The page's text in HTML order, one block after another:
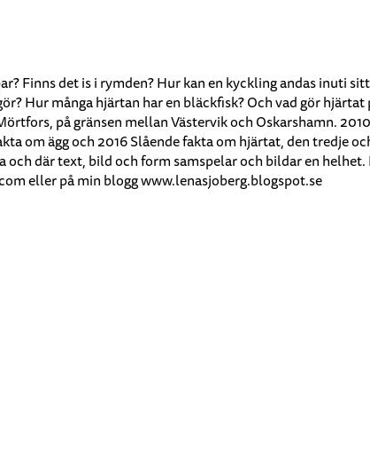
Finns det is i rymden? Hur kan en kyckling andas inuti
Hur många hjärtan har en bläckfisk? Och vad gör hjärtat
på gränsen mellan Västervik och Oskarshamn.
om ägg och 2016 Slående fakta om hjärtat, den tredje
där text, bild och form samspelar och bildar en
eller på min blogg www.lenasjoberg.blogspot.se